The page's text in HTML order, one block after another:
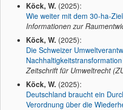
Köck, W. (2025):
Wie weiter mit dem 30-ha-
Informationen zur
Köck, W. (2025):
Die Schweizer
Zeitschrift für Umweltrecht
Köck, W. (2025):
Deutschland braucht ein
Verordnung über die